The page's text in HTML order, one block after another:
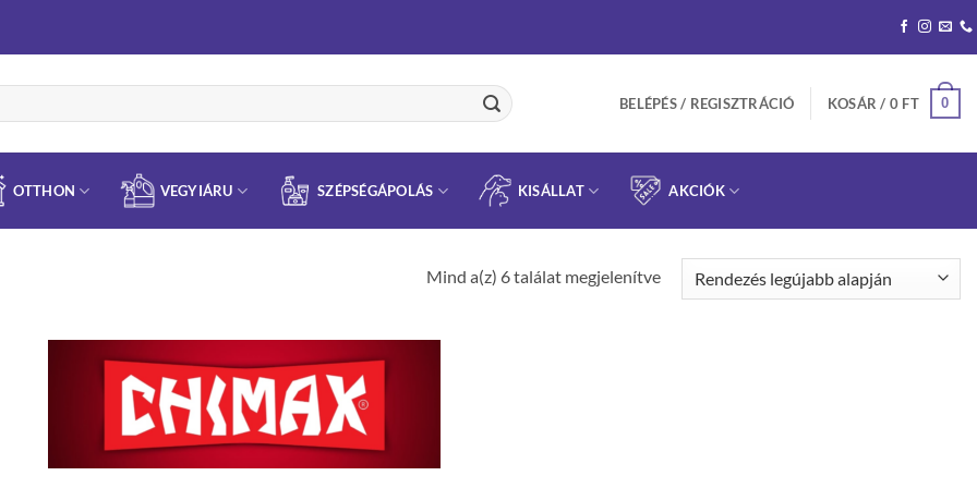
BELÉPÉS / REGISZTRÁCIÓ KOSÁR / 0 FT 0
OTTHON VEGYIÁRU SZÉPSÉGÁPOLÁS KISÁLLAT AKCIÓK
Mind a(z) 6 találat megjelenítveSorted